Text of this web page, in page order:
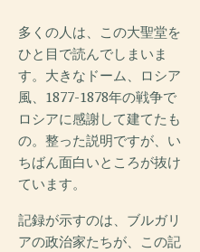
多くの人は、この大聖堂を
ひと目で読んでしまいま
す。大きなドーム、ロシア
風、1877-1878年の戦争で
ロシアに感謝して建てたも
の。整った説明ですが、い
ちばん面白いところが抜け
ています。
記録が示すのは、ブルガリ
アの政治家たちが、この記